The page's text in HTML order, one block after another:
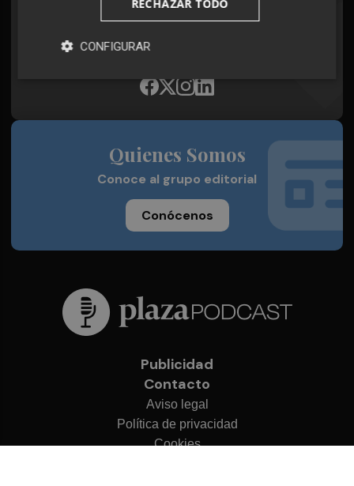
Síguenos en redes
Plaza Podcast, desde cualquier medio
Quienes Somos
Conoce al grupo editorial
Conócenos
Publicidad
Contacto
Aviso legal
Política de privacidad
Cookies
RECHAZAR TODO
CONFIGURAR